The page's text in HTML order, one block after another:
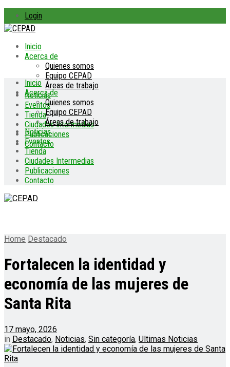
Login
Inicio
Acerca de
Quienes somos
Equipo CEPAD
Áreas de trabajo
Noticias
Eventos
Tienda
Ciudades Intermedias
Publicaciones
Contacto
Inicio
Acerca de
Quienes somos
Equipo CEPAD
Áreas de trabajo
Noticias
Eventos
Tienda
Ciudades Intermedias
Publicaciones
Contacto
Home Destacado
Fortalecen la identidad y
economía de las mujeres de
Santa Rita
17 mayo, 2026
in Destacado, Noticias, Sin categoría, Ultimas Noticias